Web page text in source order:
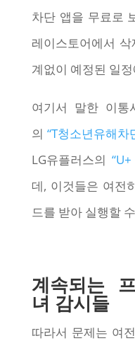
차단 앱을 무료로
레이스토어에서
계없이 예정된 일
여기서 말한 이통
의“T청소년유해차
LG유플러스의
데, 이것들은 여전
드를 받아 실행할
계속되는
녀 감시들
따라서 문제는 여